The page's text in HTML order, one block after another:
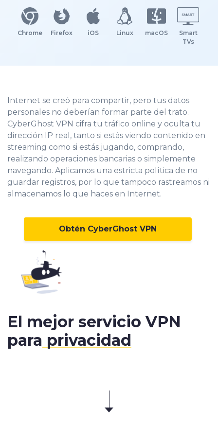
Chrome Firefox iOS Linux macOS
Smart
TVs
El mejor servicio VPN
para privacidad
Internet se creó para compartir, pero tus datos
personales no deberían formar parte del trato.
CyberGhost VPN cifra tu tráfico online y oculta tu
dirección IP real , tanto si estás viendo contenido en
streaming como si estás jugando, comprando,
realizando operaciones bancarias o simplemente
navegando. Aplicamos una estricta política de no
guardar registros, por lo que tampoco rastreamos ni
almacenamos lo que haces en Internet.
Obtén CyberGhost VPN